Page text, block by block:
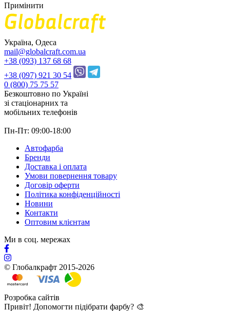
Примінити
Україна, Одеса
mail@globalcraft.com.ua
+38 (093) 137 68 68
+38 (097) 921 30 54
0 (800) 75 75 57
Безкоштовно по Україні
зі стацiонарних та
мобільних телефонів
Пн-Пт: 09:00-18:00
Автофарба
Бренди
Доставка і оплата
Умови повернення товару
Договір оферти
Політика конфіденційності
Новини
Контакти
Оптовим клієнтам
Ми в соц. мережах
© Глобалкрафт 2015-2026
Розробка сайтів
Привіт! Допомогти підібрати фарбу? 🎨